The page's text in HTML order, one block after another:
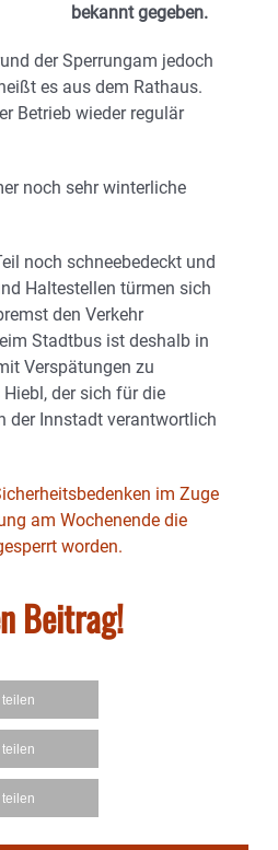
bekannt gegeben.
der Sperrungam jedoch
es aus dem Rathaus.
Betrieb wieder regulär
noch sehr winterliche
noch schneebedeckt und
Haltestellen türmen sich
den Verkehr
Stadtbus ist deshalb in
Verspätungen zu
Hiebl, der sich für die
der Innstadt verantwortlich
im Zuge
am Wochenende die
worden.
Beitrag!
teilen
teilen
teilen